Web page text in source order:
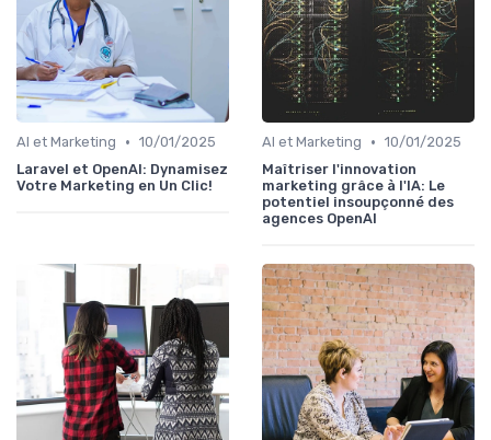
AI et Marketing • 10/01/2025
Laravel et OpenAI: Dynamisez
Votre Marketing en Un Clic!
AI et Marketing • 10/01/2025
Maîtriser l'innovation
marketing grâce à l'IA: Le
potentiel insoupçonné des
agences OpenAI